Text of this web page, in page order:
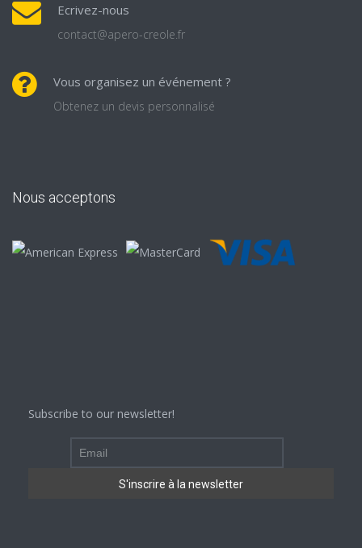
Ecrivez-nous
contact@apero-creole.fr
Vous organisez un événement ?
Obtenez un devis personnalisé
Nous acceptons
Subscribe to our newsletter!